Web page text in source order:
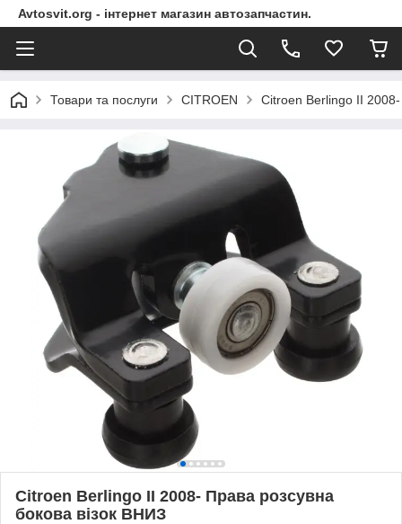
Avtosvit.org - інтернет магазин автозапчастин.
Товари та послуги CITROEN Citroen Berlingo II 2008-
Citroen Berlingo II 2008- Права розсувна
бокова візок ВНИЗ